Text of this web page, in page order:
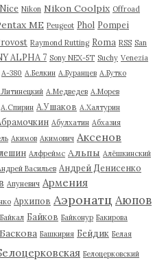
Nice Nikon Nikon Coolpix Offroad
ME Peugeot Phol Pompei
Raymond Rutting Roma RSS San
ALPHA 7 Sony NEX-5T Suchy Venezia
А-380 А.Белкин А.Буранцев А.Бутко
А.Медведев А.Морев
А.Спирин А.Ушаков А.Халтурин
Абулхатин Абхазия
Акимов Акимович Аксенов
Алфреймс Альпы Алёшкинский
Васильев Андрей Денисенко
Апуневич Армения
Архипов Аэронатц Аюпов
Байкал Байков Байконур Бакирова
Баскова Башкирия Бейдик Белая
Белоцерковский